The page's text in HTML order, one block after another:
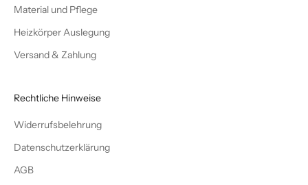
Material und Pflege
Heizkörper Auslegung
Versand & Zahlung
Rechtliche Hinweise
Widerrufsbelehrung
Datenschutzerklärung
AGB